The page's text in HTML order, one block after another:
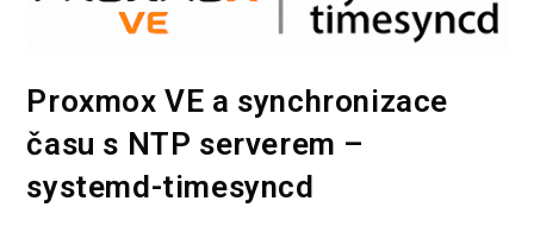
Proxmox VE a synchronizace
času s NTP serverem –
systemd-timesyncd